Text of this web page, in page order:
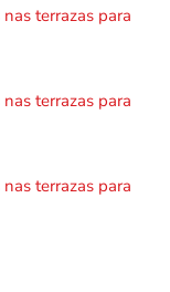
terrazas para
terrazas para
terrazas para